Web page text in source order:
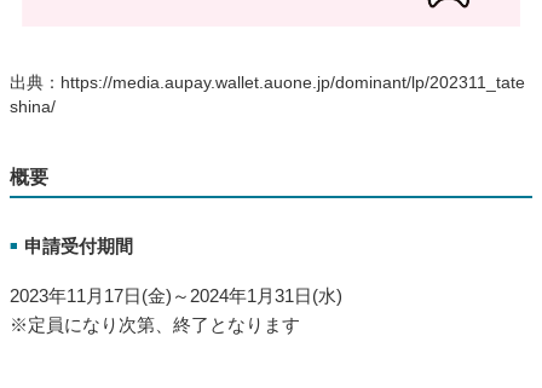
出典：https://media.aupay.wallet.auone.jp/dominant/lp/202311_tate
shina/
概要
■ 申請受付期間
2023年11月17日(金)～2024年1月31日(水)
※定員になり次第、終了となります